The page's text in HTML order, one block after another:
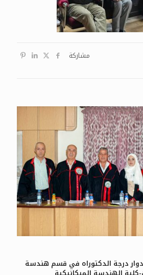
مشاركة
دوار درجة الدكتوراه في قسم هندسة